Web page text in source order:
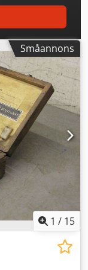
Småannons
1 / 15